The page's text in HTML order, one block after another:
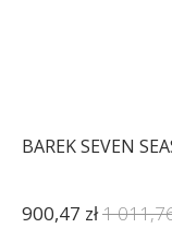
BAREK SEVEN
900,47 zł1